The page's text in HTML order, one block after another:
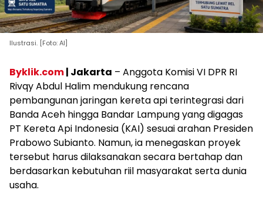
Ilustrasi. [Foto: AI]
Byklik.com| Jakarta – Anggota Komisi VI DPR RI
Rivqy Abdul Halim mendukung rencana
pembangunan jaringan kereta api terintegrasi dari
Banda Aceh hingga Bandar Lampung yang digagas
PT Kereta Api Indonesia (KAI) sesuai arahan Presiden
Prabowo Subianto. Namun, ia menegaskan proyek
tersebut harus dilaksanakan secara bertahap dan
berdasarkan kebutuhan riil masyarakat serta dunia
usaha.